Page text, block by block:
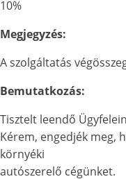
10%
Megjegyzés:
A szolgáltatás
Bemutatkozás:
Tisztelt leendő
Kérem, engedjék meg,
környéki
autószerelő cégünket.